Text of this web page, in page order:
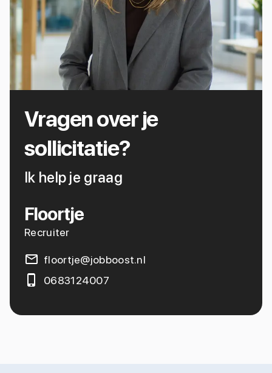
Vragen over je
sollicitatie?
Ik help je graag
Floortje
Recruiter
floortje@jobboost.nl
0683124007